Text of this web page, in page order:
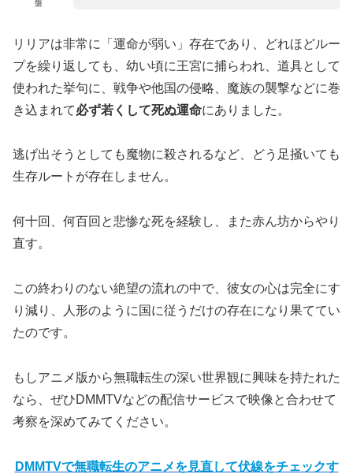
盤
リリアは非常に「運命が弱い」存在であり、どれほどルー
プを繰り返しても、幼い頃に王宮に捕らわれ、道具として
使われた挙句に、戦争や他国の侵略、魔族の襲撃などに巻
き込まれて必ず若くして死ぬ運命にありました。
逃げ出そうとしても魔物に殺されるなど、どう足掻いても
生存ルートが存在しません。
何十回、何百回と悲惨な死を経験し、また赤ん坊からやり
直す。
この終わりのない絶望の流れの中で、彼女の心は完全にす
り減り、人形のように国に従うだけの存在になり果ててい
たのです。
もしアニメ版から無職転生の深い世界観に興味を持たれた
なら、ぜひDMMTVなどの配信サービスで映像と合わせて
考察を深めてみてください。
DMMTVで無職転生のアニメを見直して伏線をチェックす